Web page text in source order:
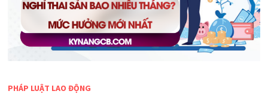
PHÁP LUẬT LAO ĐỘNG